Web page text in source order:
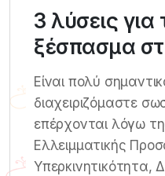
3 λύσεις για
ξέσπασμα
Είναι πολύ
διαχειριζόμαστε
επέρχονται λόγω
Ελλειμματικής
Υπερκινητικότητα,